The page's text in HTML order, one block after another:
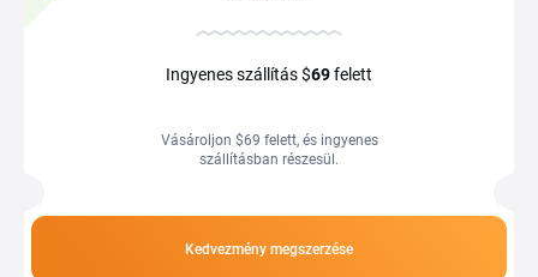
Ingyenes szállítás $69felett
Vásároljon $69 felett, és ingyenes
szállításban részesül.
Kedvezmény megszerzése